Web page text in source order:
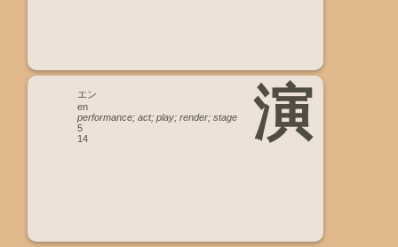
演
エン
en
performance; act; play; render; stage
5
14